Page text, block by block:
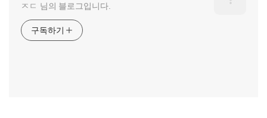
ㅈㄷ 님의 블로그입니다.
구독하기